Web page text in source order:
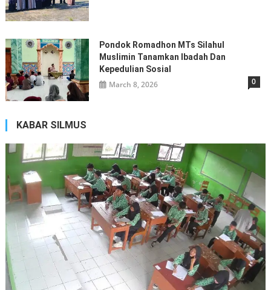
Pondok Romadhon MTs Silahul
Muslimin Tanamkan Ibadah Dan
Kepedulian Sosial
March 8, 2026 0
KABAR SILMUS